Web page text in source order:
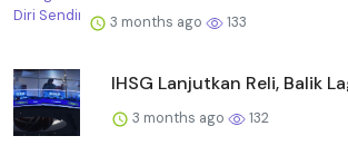
3 months ago 133
IHSG Lanjutkan Reli, Balik
3 months ago 132